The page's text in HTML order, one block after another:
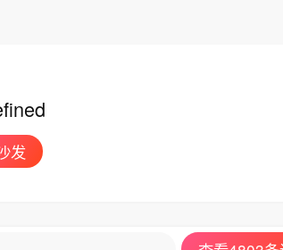
发